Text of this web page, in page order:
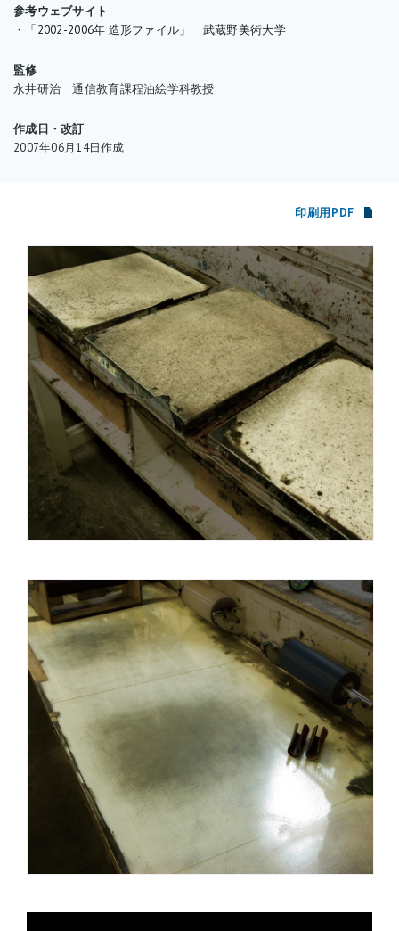
入手先としては、一般的な画材店やガラス店などで購入できま
参考ウェブサイト
・
「2002-2006年 造形ファイル」 武蔵野美術大学
監修
永井研治 通信教育課程油絵学科教授
作成日・改訂
2007年06月14日作成
印刷用PDF